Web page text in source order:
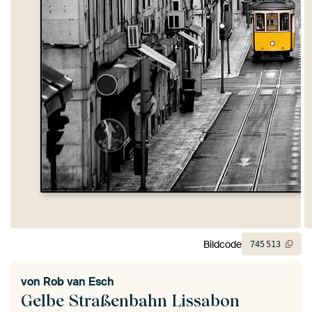
Gelbe Straßenbahn Lissabon
von Rob van Esch
Bildcode 745513